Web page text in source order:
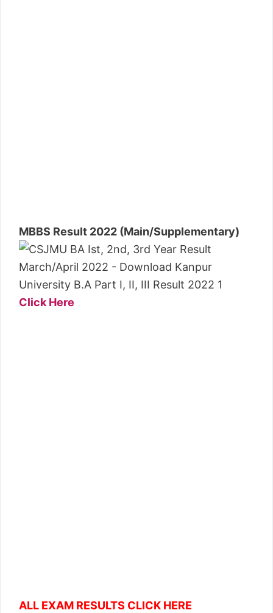
MBBS Result 2022 (Main/Supplementary)
Click Here
ALL EXAM RESULTS CLICK HERE